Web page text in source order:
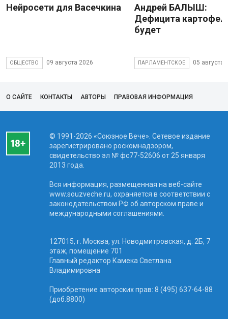
Нейросети для Васечкина
ОБЩЕСТВО 09 августа 2026
Андрей БАЛЫШ:
Дефицита
будет
ПАРЛАМЕНТСКОЕ 05 августа
О САЙТЕ КОНТАКТЫ АВТОРЫ ПРАВОВАЯ ИНФОРМАЦИЯ
© 1991-2026 «Союзное Вече». Сетевое издание
зарегистрировано роскомнадзором,
свидетельство эл № фc77-52606 от 25 января
2013 года.
Вся информация, размещенная на веб-сайте
www.souzveche.ru, охраняется в соответствии с
законодательством РФ об авторском праве и
международными соглашениями.
127015, г. Москва, ул. Новодмитровская, д. 2Б, 7
этаж, помещение 701
Главный редактор Камека Светлана
Владимировна
Приобретение авторских прав: 8 (495) 637-64-88
(доб.8800)